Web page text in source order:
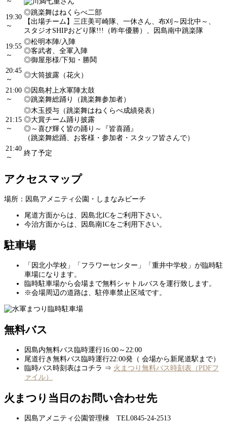
19:30
～
◎跳楽舞はねくらべ二部
【出場チーム】三庄美可崎隊、一休さん、布刈～因北中～、
スタジオSHIPおどり隊!!!（昨年優勝）、因島南中跳楽隊
19:55
～
◎松明本陣/入陣
◎客武者、全軍入陣
◎御屋形様/下知・勝鬨
20:45
～
◎大筒披露（花火）
21:00
～
◎因島村上水軍陣太鼓
◎跳楽舞総踊り（跳楽舞参加者）
21:15
～
◎木玉授与（跳楽舞はねくらべ成績発表）
◎大賞チーム踊り披露
◎～喜び輝く皆の踊り～『皆喜踊』
（跳楽舞総踊、お客様・参加者・スタッフ皆さんで）
21:40
～
終了予定
アクセスマップ
場所：因島アメニティ公園・しまなみビーチ
尾道方面からは、因島北ICをご利用下さい。
今治方面からは、因島南ICをご利用下さい。
駐車場
「因北小学校」「フラワーセンター」「重井中学校」が臨時駐
車場になります。
臨時駐車場から会場まで無料シャトルバスを運行致します。
※会場周辺の道路は、駐停車禁止区域です。
無料バス
因島内無料バス臨時運行16:00～22:00
尾道行き無料バス臨時運行22:00発（ 会場から新尾道駅まで）
臨時バス時刻表はコチラ ⇒ 火まつり無料バス時刻表（PDFフ
ァイル）
火まつり当日のお問い合わせ先
因島アメニティ公園管理棟 TEL0845-24-2513